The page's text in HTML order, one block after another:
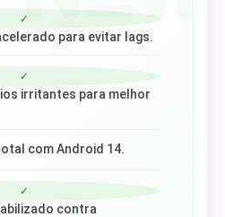
✓
para evitar lags.
✓
irritantes para melhor
com Android 14.
✓
contra